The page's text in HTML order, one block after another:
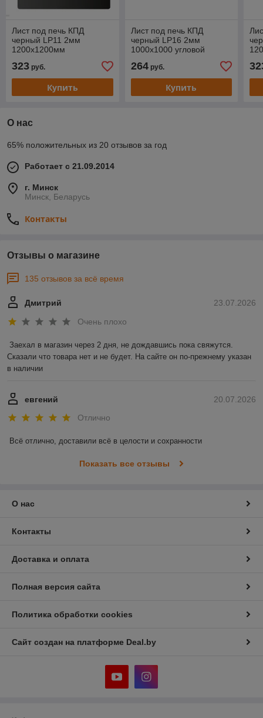
Лист под печь КПД
черный LP11 2мм
1200х1200мм
323 руб.
Купить
Лист под печь КПД
черный LP16 2мм
1000х1000 угловой
264руб.
Купить
О нас
65% положительных из 20 отзывов за год
Работает с 21.09.2014
г. Минск
Минск, Беларусь
Контакты
Отзывы о магазине
135 отзывов за всё время
23.07.2026
Дмитрий
Очень плохо
Заехал в магазин через 2 дня, не дождавшись пока свяжутся.
Сказали что товара нет и не будет. На сайте он по-прежнему указан
в наличии
20.07.2026
евгений
Отлично
Всё отлично, доставили всё в целости и сохранности
Показать все отзывы
О нас
Контакты
Доставка и оплата
Полная версия сайта
Политика обработки cookies
Сайт создан на платформе Deal.by